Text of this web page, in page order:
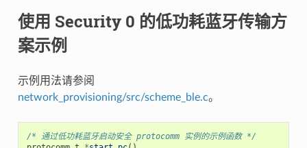
使用 Security 0 的低功耗蓝牙传输方
案示例
示例用法请参阅
network_provisioning/src/scheme_ble.c。
/* 通过低功耗蓝牙启动安全 protocomm 实例的示例函数 */